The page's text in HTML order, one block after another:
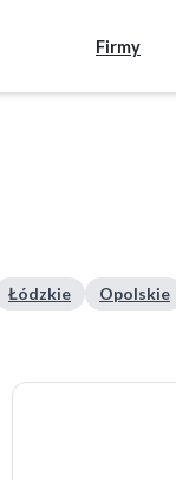
Firmy
Łódzkie Opolskie